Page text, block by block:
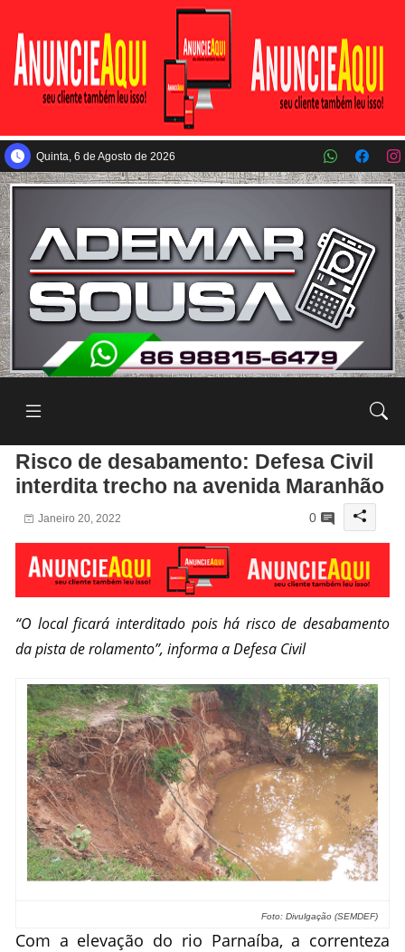
Pular para o conteúdo principal
Quinta, 6 de Agosto de 2026
Risco de desabamento: Defesa Civil
interdita trecho na avenida Maranhão
Janeiro 20, 2022 0
“O local ficará interditado pois há risco de desabamento
da pista de rolamento”, informa a Defesa Civil
Foto: Divulgação (SEMDEF)
Com a elevação do rio Parnaíba, a correnteza